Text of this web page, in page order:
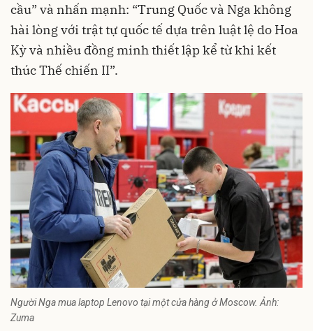
cầu” và nhấn mạnh: “Trung Quốc và Nga không
hài lòng với trật tự quốc tế dựa trên luật lệ do Hoa
Kỳ và nhiều đồng minh thiết lập kể từ khi kết
thúc Thế chiến II”.
Người Nga mua laptop Lenovo tại một cửa hàng ở Moscow. Ảnh:
Zuma